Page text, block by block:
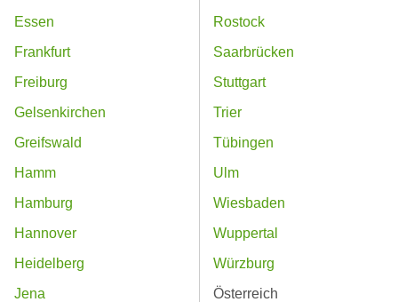
Essen
Frankfurt
Freiburg
Gelsenkirchen
Greifswald
Hamm
Hamburg
Hannover
Heidelberg
Jena
Rostock
Saarbrücken
Stuttgart
Trier
Tübingen
Ulm
Wiesbaden
Wuppertal
Würzburg
Österreich